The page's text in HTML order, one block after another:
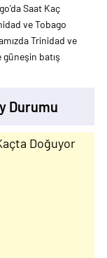
Saat Kaç
ve Tobago
Trinidad ve
batış
Durumu
Doğuyor